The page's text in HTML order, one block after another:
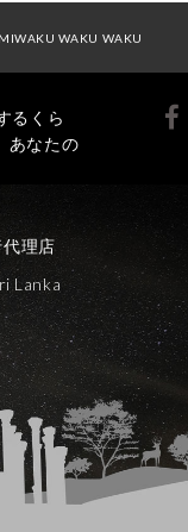
WAKU WAKU
るくら
あなたの
理店
Lanka